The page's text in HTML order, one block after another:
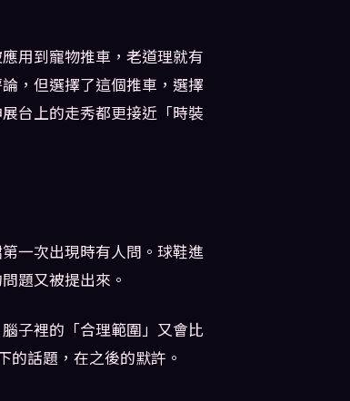
用到寵物推車，老道理就有
，但選擇了這個推車，選擇
台上的走秀都更接近「時裝
一次出現時有人問。球鞋進
題又被提出來。
子裡的「合理範圍」又會比
的話題，在之後的默許。